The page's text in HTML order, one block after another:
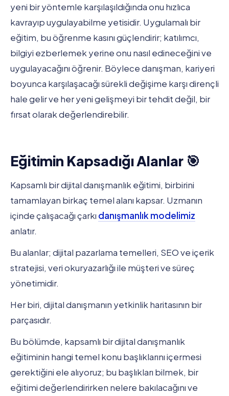
yeni bir yöntemle karşılaşıldığında onu hızlıca
kavrayıp uygulayabilme yetisidir. Uygulamalı bir
eğitim, bu öğrenme kasını güçlendirir; katılımcı,
bilgiyi ezberlemek yerine onu nasıl edineceğini ve
uygulayacağını öğrenir. Böylece danışman, kariyeri
boyunca karşılaşacağı sürekli değişime karşı dirençli
hale gelir ve her yeni gelişmeyi bir tehdit değil, bir
fırsat olarak değerlendirebilir.
Eğitimin Kapsadığı Alanlar 🎯
Kapsamlı bir dijital danışmanlık eğitimi, birbirini
tamamlayan birkaç temel alanı kapsar. Uzmanın
içinde çalışacağı çarkı danışmanlık modelimiz
anlatır.
Bu alanlar; dijital pazarlama temelleri, SEO ve içerik
stratejisi, veri okuryazarlığı ile müşteri ve süreç
yönetimidir.
Her biri, dijital danışmanın yetkinlik haritasının bir
parçasıdır.
Bu bölümde, kapsamlı bir dijital danışmanlık
eğitiminin hangi temel konu başlıklarını içermesi
gerektiğini ele alıyoruz; bu başlıkları bilmek, bir
eğitimi değerlendirirken nelere bakılacağını ve